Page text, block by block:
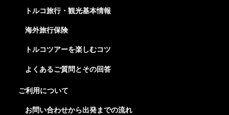
トルコ旅行・観光基本情報
海外旅行保険
トルコツアーを楽しむコツ
よくあるご質問とその回答
ご利用について
お問い合わせから出発までの流れ